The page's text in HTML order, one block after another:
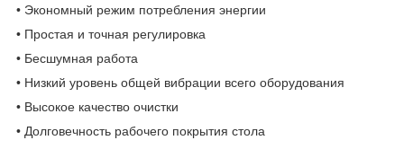
• Экономный режим потребления энергии
• Простая и точная регулировка
• Бесшумная работа
• Низкий уровень общей вибрации всего оборудования
• Высокое качество очистки
• Долговечность рабочего покрытия стола